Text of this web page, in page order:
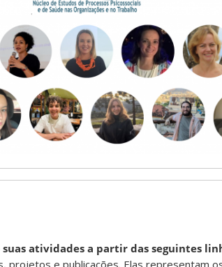
atividades a partir das seguintes